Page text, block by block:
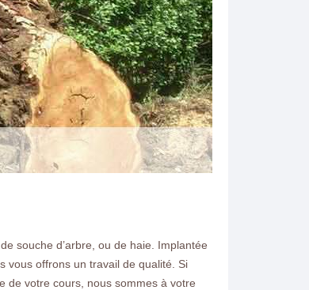
souche d’arbre, ou de haie. Implantée
vous offrons un travail de qualité. Si
de votre cours, nous sommes à votre